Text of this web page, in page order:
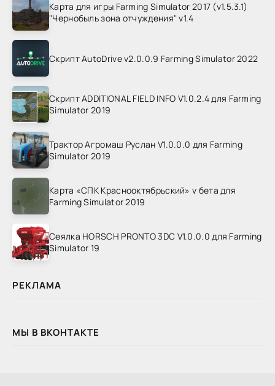
Карта для игры Farming Simulator 2017 (v1.5.3.1)
"Чернобыль зона отчуждения" v1.4
Скрипт AutoDrive v2.0.0.9 Farming Simulator 2022
Скрипт ADDITIONAL FIELD INFO V1.0.2.4 для Farming
Simulator 2019
Трактор Агромаш Руслан V1.0.0.0 для Farming
Simulator 2019
Карта «СПК Краснооктябрьский» v бета для
Farming Simulator 2019
Сеялка HORSCH PRONTO 3DC V1.0.0.0 для Farming
Simulator 19
РЕКЛАМА
МЫ В ВКОНТАКТЕ